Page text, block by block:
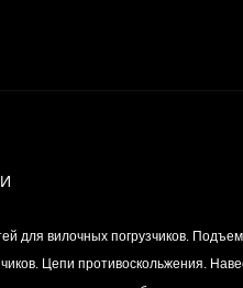
для вилочных погрузчиков.
Цепи противоскольжения.